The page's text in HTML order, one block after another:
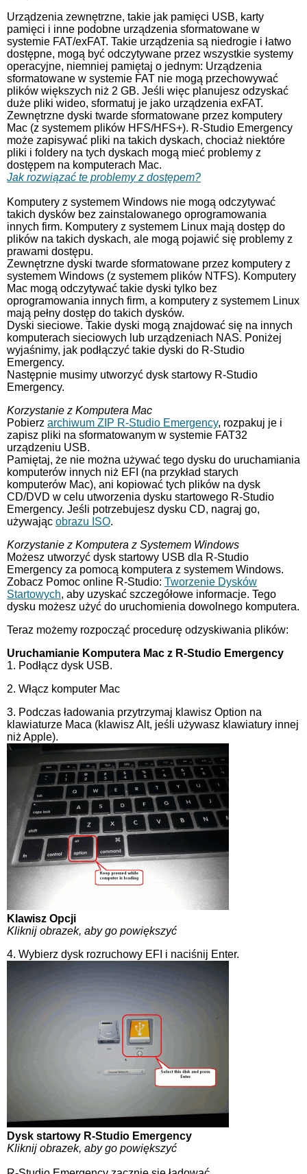
Urządzenia zewnętrzne, takie jak pamięci USB, karty
pamięci i inne podobne urządzenia sformatowane w
systemie FAT/exFAT. Takie urządzenia są niedrogie i łatwo
dostępne, mogą być odczytywane przez wszystkie systemy
operacyjne, niemniej pamiętaj o jednym: Urządzenia
sformatowane w systemie FAT nie mogą przechowywać
plików większych niż 2 GB. Jeśli więc planujesz odzyskać
duże pliki wideo, sformatuj je jako urządzenia exFAT.
Zewnętrzne dyski twarde sformatowane przez komputery
Mac (z systemem plików HFS/HFS+). R-Studio Emergency
może zapisywać pliki na takich dyskach, chociaż niektóre
pliki i foldery na tych dyskach mogą mieć problemy z
dostępem na komputerach Mac.
Jak rozwiązać te problemy z dostępem?
Komputery z systemem Windows nie mogą odczytywać
takich dysków bez zainstalowanego oprogramowania
innych firm. Komputery z systemem Linux mają dostęp do
plików na takich dyskach, ale mogą pojawić się problemy z
prawami dostępu.
Zewnętrzne dyski twarde sformatowane przez komputery z
systemem Windows (z systemem plików NTFS). Komputery
Mac mogą odczytywać takie dyski tylko bez
oprogramowania innych firm, a komputery z systemem Linux
mają pełny dostęp do takich dysków.
Dyski sieciowe. Takie dyski mogą znajdować się na innych
komputerach sieciowych lub urządzeniach NAS. Poniżej
wyjaśnimy, jak podłączyć takie dyski do R-Studio
Emergency.
Następnie musimy utworzyć dysk startowy R-Studio
Emergency.
Korzystanie z Komputera Mac
Pobierz archiwum ZIP R-Studio Emergency, rozpakuj je i
zapisz pliki na sformatowanym w systemie FAT32
urządzeniu USB.
Pamiętaj, że nie można używać tego dysku do uruchamiania
komputerów innych niż EFI (na przykład starych
komputerów Mac), ani kopiować tych plików na dysk
CD/DVD w celu utworzenia dysku startowego R-Studio
Emergency. Jeśli potrzebujesz dysku CD, nagraj go,
używając obrazu ISO.
Korzystanie z Komputera z Systemem Windows
Możesz utworzyć dysk startowy USB dla R-Studio
Emergency za pomocą komputera z systemem Windows.
Zobacz Pomoc online R-Studio: Tworzenie Dysków
Startowych, aby uzyskać szczegółowe informacje. Tego
dysku możesz użyć do uruchomienia dowolnego komputera.
Teraz możemy rozpocząć procedurę odzyskiwania plików:
Uruchamianie Komputera Mac z R-Studio Emergency
1. Podłącz dysk USB.
2. Włącz komputer Mac
3. Podczas ładowania przytrzymaj klawisz Option na
klawiaturze Maca (klawisz Alt, jeśli używasz klawiatury innej
niż Apple).
Klawisz Opcji
Kliknij obrazek, aby go powiększyć
4. Wybierz dysk rozruchowy EFI i naciśnij Enter.
Dysk startowy R-Studio Emergency
Kliknij obrazek, aby go powiększyć